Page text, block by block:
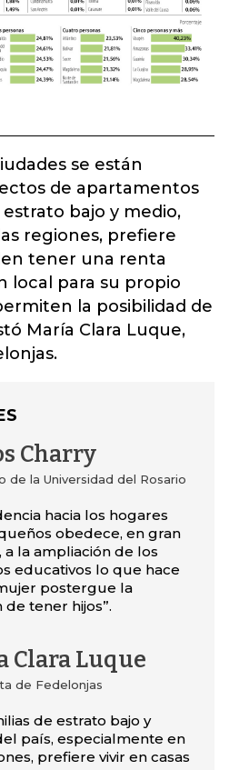
se están
de apartamentos
bajo y medio,
regiones, prefiere
tener una renta
local para su propio
la posibilidad de
María Clara Luque,
Charry
de la Universidad del Rosario
hacia los hogares
obedece, en gran
a la ampliación de los
educativos lo que hace
postergue la
de tener hijos”.
Clara Luque
de Fedelonjas
de estrato bajo y
país, especialmente en
prefiere vivir en casas